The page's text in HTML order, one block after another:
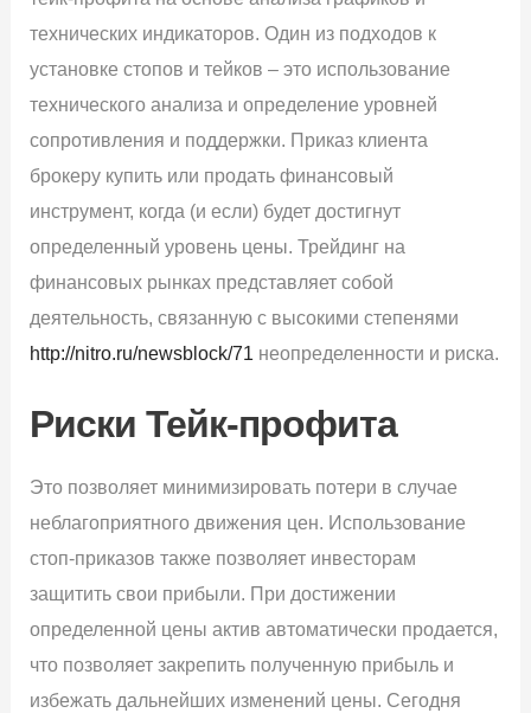
технических индикаторов. Один из подходов к
установке стопов и тейков – это использование
технического анализа и определение уровней
сопротивления и поддержки. Приказ клиента
брокеру купить или продать финансовый
инструмент, когда (и если) будет достигнут
определенный уровень цены. Трейдинг на
финансовых рынках представляет собой
деятельность, связанную с высокими степенями
http://nitro.ru/newsblock/71 неопределенности и риска.
Риски Тейк-профита
Это позволяет минимизировать потери в случае
неблагоприятного движения цен. Использование
стоп-приказов также позволяет инвесторам
защитить свои прибыли. При достижении
определенной цены актив автоматически продается,
что позволяет закрепить полученную прибыль и
избежать дальнейших изменений цены. Сегодня